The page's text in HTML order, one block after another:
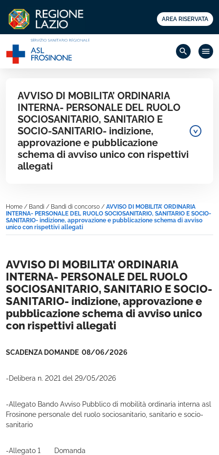
AREA RISERVATA
search menu
AVVISO DI MOBILITA’ ORDINARIA
INTERNA- PERSONALE DEL RUOLO
SOCIOSANITARIO, SANITARIO E
SOCIO-SANITARIO- indizione,
approvazione e pubblicazione
schema di avviso unico con rispettivi
allegati
Home / Bandi / Bandi di concorso / AVVISO DI MOBILITA’ ORDINARIA
INTERNA- PERSONALE DEL RUOLO SOCIOSANITARIO, SANITARIO E SOCIO-
SANITARIO- indizione, approvazione e pubblicazione schema di avviso
unico con rispettivi allegati
AVVISO DI MOBILITA’ ORDINARIA
INTERNA- PERSONALE DEL RUOLO
SOCIOSANITARIO, SANITARIO E SOCIO-
SANITARIO- indizione, approvazione e
pubblicazione schema di avviso unico
con rispettivi allegati
SCADENZA DOMANDE 08/06/2026
-Delibera n. 2021 del 29/05/2026
-Allegato Bando Avviso Pubblico di mobilità ordinaria interna asl
Frosinone personale del ruolo sociosanitario, sanitario e socio-
sanitario
-Allegato 1 Domanda